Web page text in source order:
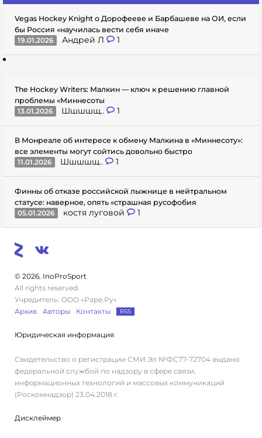
Vegas Hockey Knight о Дорофееве и Барбашеве на ОИ, если
бы Россия «научилась вести себя иначе
19.01.2026
Андрей Л 1
The Hockey Writers: Малкин — ключ к решению главной
проблемы «Миннесоты
13.01.2026
Шшшшщ.. 1
В Монреале об интересе к обмену Малкина в «Миннесоту»:
все элементы могут сойтись довольно быстро
11.01.2026
Шшшшщ.. 1
Финны об отказе российской лыжнице в нейтральном
статусе: наверное, опять «страшная русофобия
05.01.2026
костя луговой 1
© 2026. InoProSport
All rights reserved.
Учредитель: ООО «Раре.Ру»
Архив
Авторы Контакты RSS
Юридическая информация
Свидетельство о регистрации СМИ Эл №ФС77-72704 выдано
федеральной службой по надзору в сфере связи,
информационных технологий и массовых коммуникаций
(Роскомнадзор) 23.04.2018 г.
Дисклеймер